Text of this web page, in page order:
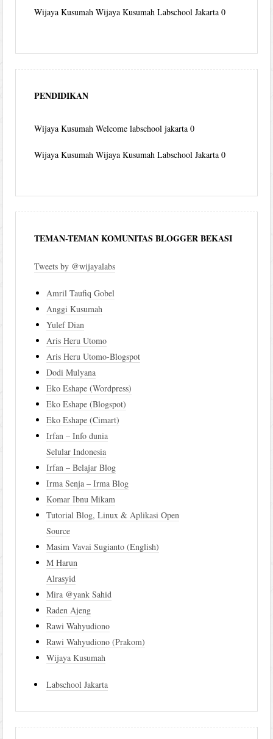
Wijaya Kusumah Wijaya Kusumah Labschool Jakarta 0
PENDIDIKAN
Wijaya Kusumah Welcome labschool jakarta 0
Wijaya Kusumah Wijaya Kusumah Labschool Jakarta 0
TEMAN-TEMAN KOMUNITAS BLOGGER BEKASI
Tweets by @wijayalabs
Amril Taufiq Gobel
Anggi Kusumah
Yulef Dian
Aris Heru Utomo
Aris Heru Utomo-Blogspot
Dodi Mulyana
Eko Eshape (Wordpress)
Eko Eshape (Blogspot)
Eko Eshape (Cimart)
Irfan – Info dunia
Selular Indonesia
Irfan – Belajar Blog
Irma Senja – Irma Blog
Komar Ibnu Mikam
Tutorial Blog, Linux & Aplikasi Open
Source
Masim Vavai Sugianto (English)
M Harun
Alrasyid
Mira @yank Sahid
Raden Ajeng
Rawi Wahyudiono
Rawi Wahyudiono (Prakom)
Wijaya Kusumah
Labschool Jakarta